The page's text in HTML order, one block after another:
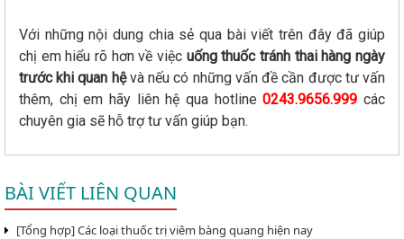
Với những nội dung chia sẻ qua bài viết trên đây đã giúp
chị em hiểu rõ hơn về việc uống thuốc tránh thai hàng ngày
trước khi quan hệvà nếu có những vấn đề cần được tư vấn
thêm, chị em hãy liên hệ qua hotline0243.9656.999 các
chuyên gia sẽ hỗ trợ tư vấn giúp bạn.
BÀI VIẾT LIÊN QUAN
[Tổng hợp] Các loại thuốc trị viêm bàng quang hiện nay